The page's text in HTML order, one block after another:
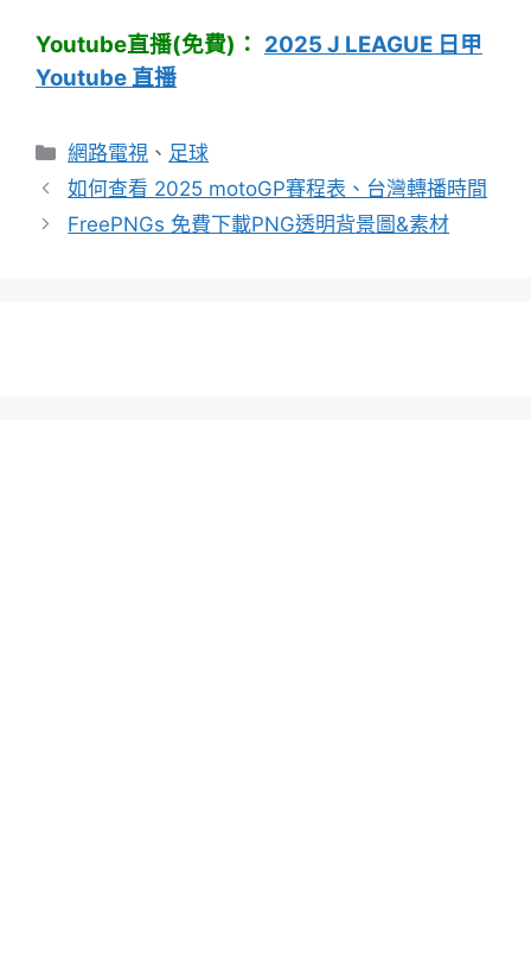
Youtube直播(免費)： 2025 J LEAGUE 日甲
Youtube 直播
分
類
網路電視 、 足球
如何查看 2025 motoGP賽程表、台灣轉播時間
FreePNGs 免費下載PNG透明背景圖&素材